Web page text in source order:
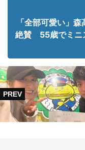
「全部可愛い」
絶賛 55歳でミニ